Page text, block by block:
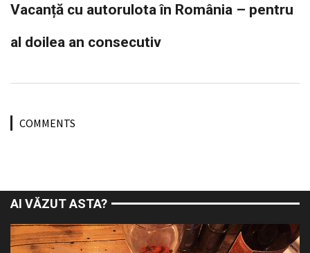
Vacanță cu autorulota în România – pentru
al doilea an consecutiv
COMMENTS
AI VĂZUT ASTA?